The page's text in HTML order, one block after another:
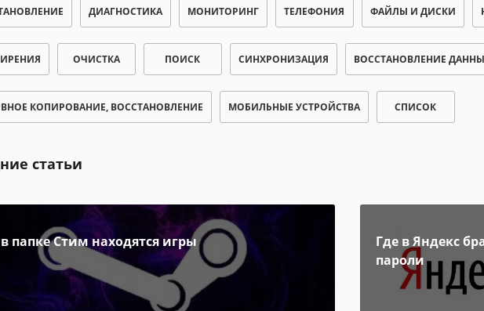
ДИАГНОСТИКА МОНИТОРИНГ ТЕЛЕФОНИЯ ФАЙЛЫ И ДИСКИ
ОЧИСТКА ПОИСК СИНХРОНИЗАЦИЯ ВОССТАНОВЛЕНИЕ
КОПИРОВАНИЕ, ВОССТАНОВЛЕНИЕ МОБИЛЬНЫЕ УСТРОЙСТВА СПИСОК
статьи
папке Стим находятся игры
Где в Яндекс
пароли